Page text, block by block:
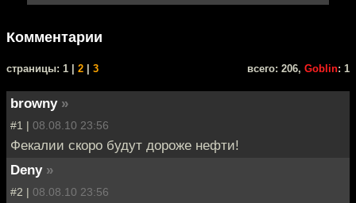
Комментарии
cтраницы: 1 | 2 3 всего: 206, Goblin: 1
browny »
#1 | 08.08.10 23:56
Фекалии скоро будут дороже нефти!
Deny »
#2 | 08.08.10 23:56